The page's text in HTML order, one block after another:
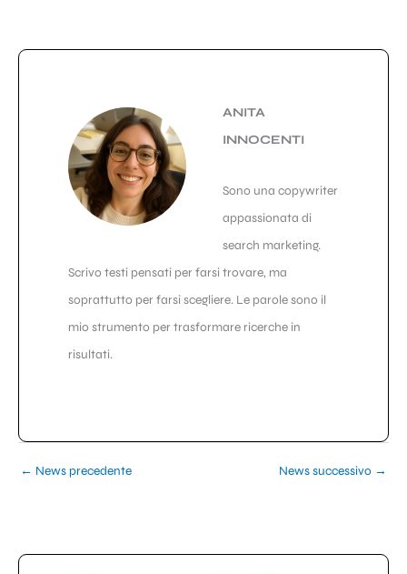
ANITA
INNOCENTI
Sono una copywriter
appassionata di
search marketing.
Scrivo testi pensati per farsi trovare, ma
soprattutto per farsi scegliere. Le parole sono il
mio strumento per trasformare ricerche in
risultati.
← News precedente News successivo →